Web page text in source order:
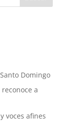
Domingo
a
voces afines